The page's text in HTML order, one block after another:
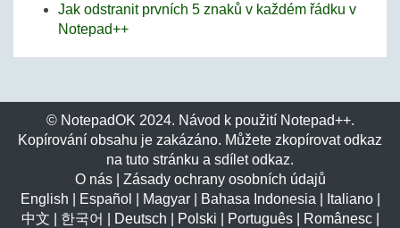
Jak odstranit prvních 5 znaků v každém řádku v
Notepad++
© NotepadOK 2024. Návod k použití Notepad++.
Kopírování obsahu je zakázáno. Můžete zkopírovat odkaz
na tuto stránku a sdílet odkaz.
O nás| Zásady ochrany osobních údajů
English
Español Magyar| Bahasa Indonesia Italiano|
中文
한국어 Deutsch Polski Português| Românesc|